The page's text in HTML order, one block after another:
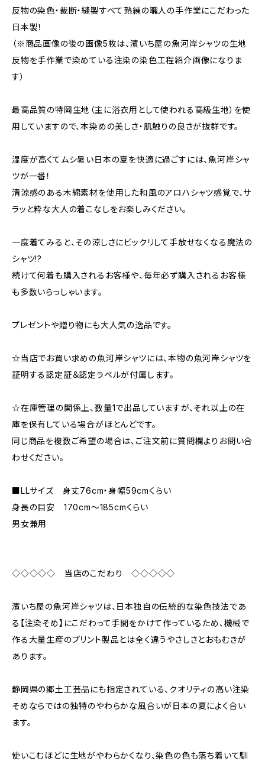
反物の染色・裁断・縫製すべて熟練の職人の手作業にこだわった
日本製！
（※商品画像の後の画像5枚は、濱いち屋の魚河岸シャツの生地
反物を手作業で染めている注染の染色工程紹介画像になりま
す）
最高品質の特岡生地（主に浴衣用として使われる高級生地）を使
用していますので、本染めの美しさ・肌触りの良さが抜群です。
湿度が高くてムシ暑い日本の夏を快適に過ごすには、魚河岸シャ
ツが一番！
清涼感のある木綿素材を使用した和風のアロハシャツ感覚で、サ
ラッと粋な大人の着こなしをお楽しみください。
一度着てみると、その涼しさにビックリして手放せなくなる魔法の
シャツ!?
続けて何着も購入されるお客様や、毎年必ず購入されるお客様
も多数いらっしゃいます。
プレゼントや贈り物にも大人気の逸品です。
☆当店でお買い求めの魚河岸シャツには、本物の魚河岸シャツを
証明する認定証＆認定ラベルが付属します。
☆在庫管理の関係上、数量1で出品していますが、それ以上の在
庫を保有している場合がほとんどです。
同じ商品を複数ご希望の場合は、ご注文前に質問欄よりお問い合
わせください。
■LLサイズ 身丈76cm・身幅59cmくらい
身長の目安 170cm〜185cmくらい
男女兼用
◇◇◇◇◇ 当店のこだわり ◇◇◇◇◇
濱いち屋の魚河岸シャツは、日本独自の伝統的な染色技法であ
る【注染そめ】にこだわって手間をかけて作っているため、機械で
作る大量生産のプリント製品とは全く違うやさしさとおもむきが
あります。
静岡県の郷土工芸品にも指定されている、クオリティの高い注染
そめならではの独特のやわらかな風合いが日本の夏によく合い
ます。
使いこむほどに生地がやわらかくなり、染色の色も落ち着いて馴